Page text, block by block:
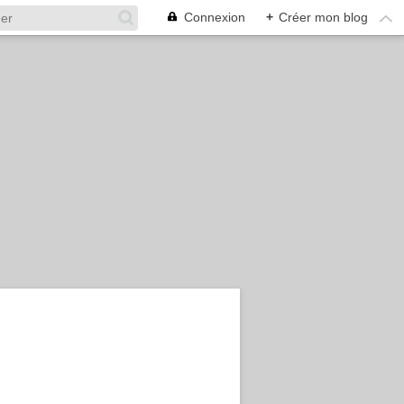
Connexion + Créer mon blog